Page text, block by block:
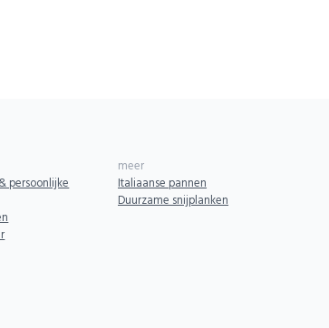
persoonlijke
meer
Italiaanse pannen
Duurzame snijplanken